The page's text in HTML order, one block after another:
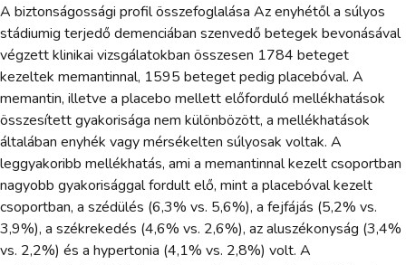
A biztonságossági profil összefoglalása Az enyhétől a súlyos
stádiumig terjedő demenciában szenvedő betegek bevonásával
végzett klinikai vizsgálatokban összesen 1784 beteget
kezeltek memantinnal, 1595 beteget pedig placebóval. A
memantin, illetve a placebo mellett előforduló mellékhatások
összesített gyakorisága nem különbözött, a mellékhatások
általában enyhék vagy mérsékelten súlyosak voltak. A
leggyakoribb mellékhatás, ami a memantinnal kezelt csoportban
nagyobb gyakorisággal fordult elő, mint a placebóval kezelt
csoportban, a szédülés (6,3% vs. 5,6%), a fejfájás (5,2% vs.
3,9%), a székrekedés (4,6% vs. 2,6%), az aluszékonyság (3,4%
vs. 2,2%) és a hypertonia (4,1% vs. 2,8%) volt. A